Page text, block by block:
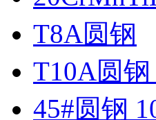
T8A圆钢
T10A圆
45#圆钢